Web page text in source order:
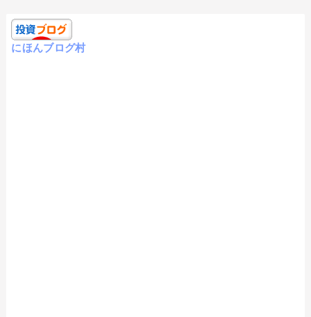
にほんブログ村